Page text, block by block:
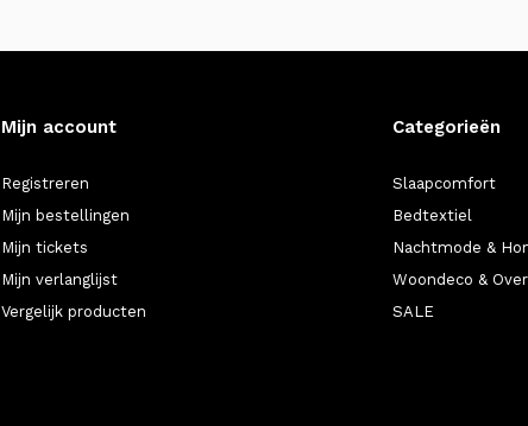
Mijn account
Registreren
Mijn bestellingen
Mijn tickets
Mijn verlanglijst
Vergelijk producten
Categorieën
Slaapcomfort
Bedtextiel
Nachtmode &
Woondeco &
SALE